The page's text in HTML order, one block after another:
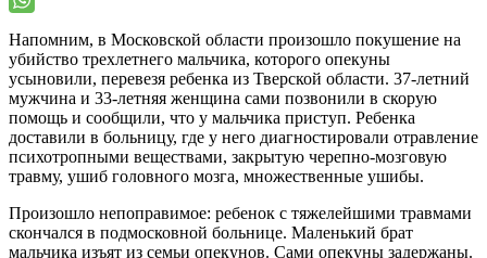
Напомним, в Московской области произошло покушение на
убийство трехлетнего мальчика, которого опекуны
усыновили, перевезя ребенка из Тверской области. 37-летний
мужчина и 33-летняя женщина сами позвонили в скорую
помощь и сообщили, что у мальчика приступ. Ребенка
доставили в больницу, где у него диагностировали отравление
психотропными веществами, закрытую черепно-мозговую
травму, ушиб головного мозга, множественные ушибы.
Произошло непоправимое: ребенок с тяжелейшими травмами
скончался в подмосковной больнице. Маленький брат
мальчика изъят из семьи опекунов. Сами опекуны задержаны.